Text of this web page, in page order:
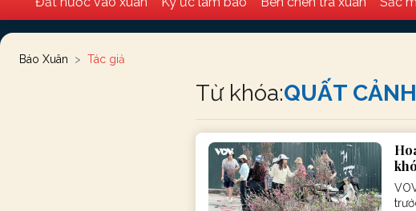
Báo Xuân Tác giả
Từ khóa:QUẤT CẢNH